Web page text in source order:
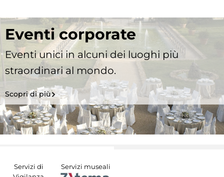
Eventi corporate
Eventi unici in alcuni dei luoghi più
straordinari al mondo.
Scopri di più
Servizi di
Servizi museali